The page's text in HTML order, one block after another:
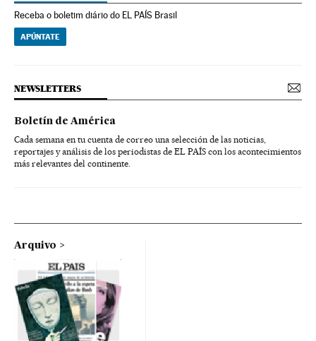
Receba o boletim diário do EL PAÍS Brasil
APÚNTATE
NEWSLETTERS
Boletín de América
Cada semana en tu cuenta de correo una selección de las noticias,
reportajes y análisis de los periodistas de EL PAÍS con los acontecimientos
más relevantes del continente.
Arquivo